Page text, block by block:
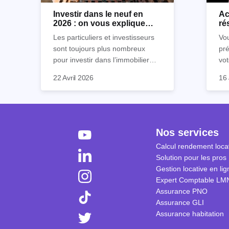
Investir dans le neuf en
2026 : on vous explique
Les particuliers et investisseurs
sont toujours plus nombreux
pour investir dans l’immobilier
nombreux avantages à choisir ce
expliquons tout dans cet article.
22 Avril 2026
la
16
Nos services
Calcul rendement
Solution pour les pros
Gestion locative en
Expert Comptable
Assurance PNO
Assurance GLI
Assurance habitation